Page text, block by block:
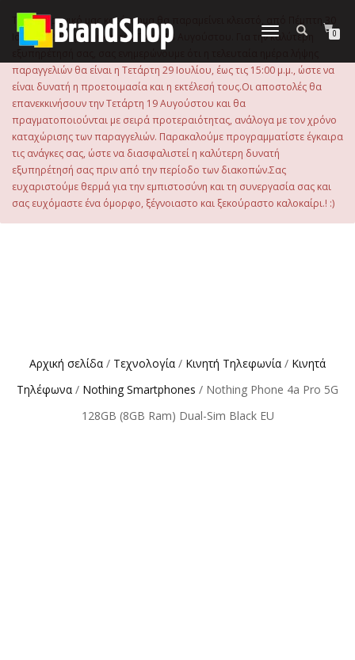
περιεχόμενο
Εναλλαγή
0
Το ηλεκτρονικό μας κατάστημα θα παραμείνει κλειστό, από Πέμπτη 30
Ιουλίου 2026 μέχρι και την Τρίτη 18 Αυγούστου. Για την καλύτερη
εξυπηρέτησή σας, σας ενημερώνουμε ότι η τελευταία ημέρα λήψης
παραγγελιών θα είναι η Τετάρτη 29 Ιουλίου, έως τις 15:00 μ.μ., ώστε να
είναι δυνατή η προετοιμασία και η εκτέλεσή τους.Οι αποστολές θα
επανεκκινήσουν την Τετάρτη 19 Αυγούστου και θα
πραγματοποιούνται με σειρά προτεραιότητας, ανάλογα με τον χρόνο
καταχώρισης των παραγγελιών. Παρακαλούμε προγραμματίστε έγκαιρα
τις ανάγκες σας, ώστε να διασφαλιστεί η καλύτερη δυνατή
εξυπηρέτησή σας πριν από την περίοδο των διακοπών.Σας
ευχαριστούμε θερμά για την εμπιστοσύνη και τη συνεργασία σας και
σας ευχόμαστε ένα όμορφο, ξέγνοιαστο και ξεκούραστο καλοκαίρι.! :)
Αρχική σελίδα / Τεχνολογία / Κινητή Τηλεφωνία / Κινητά
Τηλέφωνα / Nothing Smartphones / Nothing Phone 4a Pro 5G
128GB (8GB Ram) Dual-Sim Black EU